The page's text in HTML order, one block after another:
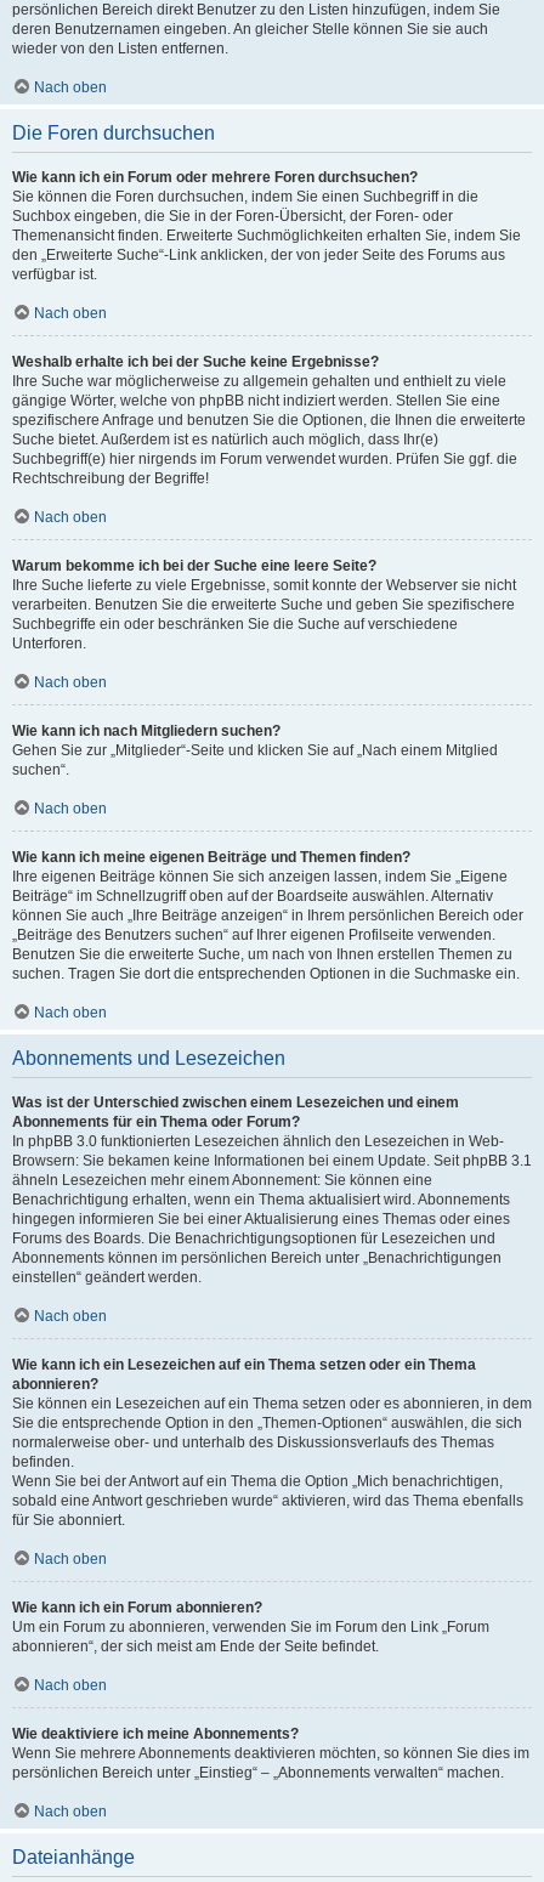
persönlichen Bereich direkt Benutzer zu den Listen hinzufügen, indem Sie
deren Benutzernamen eingeben. An gleicher Stelle können Sie sie auch
wieder von den Listen entfernen.
Nach oben
Die Foren durchsuchen
Wie kann ich ein Forum oder mehrere Foren durchsuchen?
Sie können die Foren durchsuchen, indem Sie einen Suchbegriff in die
Suchbox eingeben, die Sie in der Foren-Übersicht, der Foren- oder
Themenansicht finden. Erweiterte Suchmöglichkeiten erhalten Sie, indem Sie
den „Erweiterte Suche“-Link anklicken, der von jeder Seite des Forums aus
verfügbar ist.
Nach oben
Weshalb erhalte ich bei der Suche keine Ergebnisse?
Ihre Suche war möglicherweise zu allgemein gehalten und enthielt zu viele
gängige Wörter, welche von phpBB nicht indiziert werden. Stellen Sie eine
spezifischere Anfrage und benutzen Sie die Optionen, die Ihnen die erweiterte
Suche bietet. Außerdem ist es natürlich auch möglich, dass Ihr(e)
Suchbegriff(e) hier nirgends im Forum verwendet wurden. Prüfen Sie ggf. die
Rechtschreibung der Begriffe!
Nach oben
Warum bekomme ich bei der Suche eine leere Seite?
Ihre Suche lieferte zu viele Ergebnisse, somit konnte der Webserver sie nicht
verarbeiten. Benutzen Sie die erweiterte Suche und geben Sie spezifischere
Suchbegriffe ein oder beschränken Sie die Suche auf verschiedene
Unterforen.
Nach oben
Wie kann ich nach Mitgliedern suchen?
Gehen Sie zur „Mitglieder“-Seite und klicken Sie auf „Nach einem Mitglied
suchen“.
Nach oben
Wie kann ich meine eigenen Beiträge und Themen finden?
Ihre eigenen Beiträge können Sie sich anzeigen lassen, indem Sie „Eigene
Beiträge“ im Schnellzugriff oben auf der Boardseite auswählen. Alternativ
können Sie auch „Ihre Beiträge anzeigen“ in Ihrem persönlichen Bereich oder
„Beiträge des Benutzers suchen“ auf Ihrer eigenen Profilseite verwenden.
Benutzen Sie die erweiterte Suche, um nach von Ihnen erstellen Themen zu
suchen. Tragen Sie dort die entsprechenden Optionen in die Suchmaske ein.
Nach oben
Abonnements und Lesezeichen
Was ist der Unterschied zwischen einem Lesezeichen und einem
Abonnements für ein Thema oder Forum?
In phpBB 3.0 funktionierten Lesezeichen ähnlich den Lesezeichen in Web-
Browsern: Sie bekamen keine Informationen bei einem Update. Seit phpBB 3.1
ähneln Lesezeichen mehr einem Abonnement: Sie können eine
Benachrichtigung erhalten, wenn ein Thema aktualisiert wird. Abonnements
hingegen informieren Sie bei einer Aktualisierung eines Themas oder eines
Forums des Boards. Die Benachrichtigungsoptionen für Lesezeichen und
Abonnements können im persönlichen Bereich unter „Benachrichtigungen
einstellen“ geändert werden.
Nach oben
Wie kann ich ein Lesezeichen auf ein Thema setzen oder ein Thema
abonnieren?
Sie können ein Lesezeichen auf ein Thema setzen oder es abonnieren, in dem
Sie die entsprechende Option in den „Themen-Optionen“ auswählen, die sich
normalerweise ober- und unterhalb des Diskussionsverlaufs des Themas
befinden.
Wenn Sie bei der Antwort auf ein Thema die Option „Mich benachrichtigen,
sobald eine Antwort geschrieben wurde“ aktivieren, wird das Thema ebenfalls
für Sie abonniert.
Nach oben
Wie kann ich ein Forum abonnieren?
Um ein Forum zu abonnieren, verwenden Sie im Forum den Link „Forum
abonnieren“, der sich meist am Ende der Seite befindet.
Nach oben
Wie deaktiviere ich meine Abonnements?
Wenn Sie mehrere Abonnements deaktivieren möchten, so können Sie dies im
persönlichen Bereich unter „Einstieg“ – „Abonnements verwalten“ machen.
Nach oben
Dateianhänge